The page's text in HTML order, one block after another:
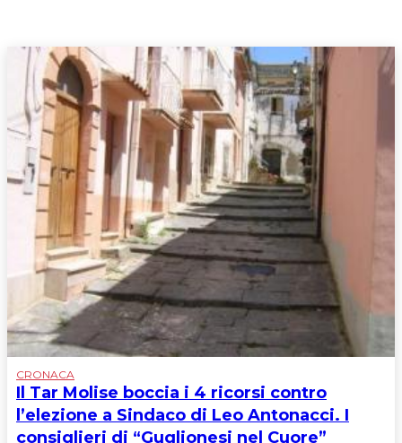
CRONACA
Il Tar Molise boccia i 4 ricorsi contro
l’elezione a Sindaco di Leo Antonacci. I
consiglieri di “Guglionesi nel Cuore”